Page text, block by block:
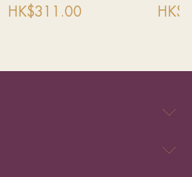
HK$311.00
HK$